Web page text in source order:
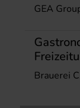
GEA
Brauerei